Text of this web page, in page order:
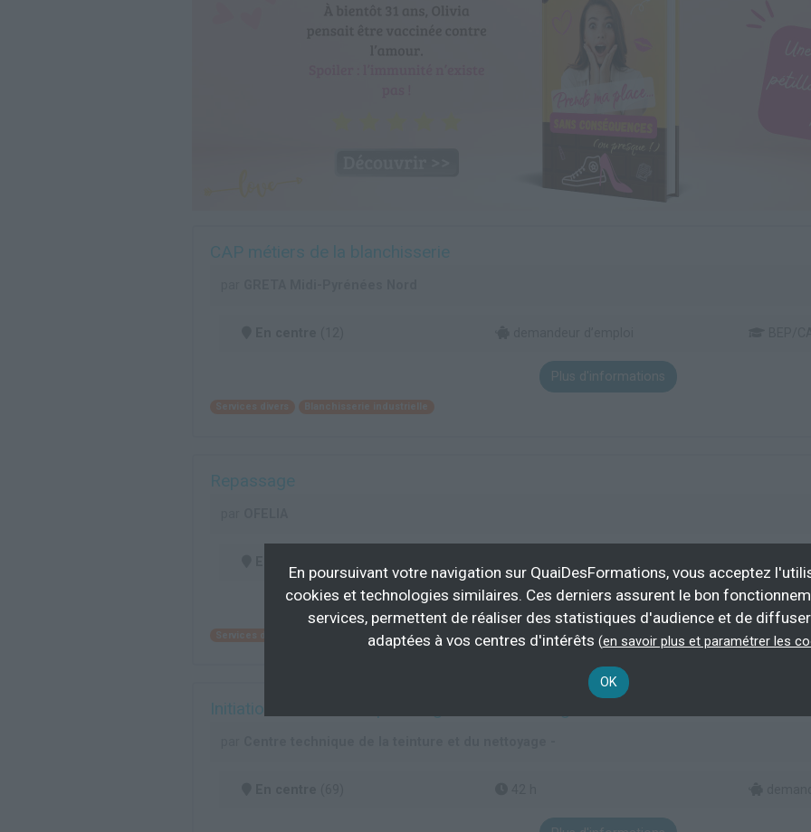
CAP métiers de la blanchisserie
Plus d'informations
Repassage
Plus d'informations
Blanchisserie industrielle
Initiation au métier du pressing et formation réglementaire AM 2345
En poursuivant votre navigation sur QuaiDesFormations, vous acceptez
cookies et technologies similaires. Ces derniers assurent le bon
services, permettent de réaliser des statistiques d'audience et de
adaptées à vos centres d'intérêts (en savoir plus et paramétrer les
OK